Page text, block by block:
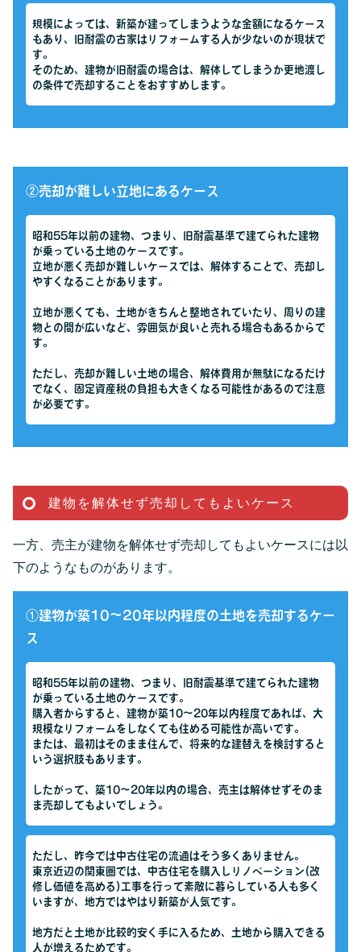
規模によっては、新築が建ってしまうような金額になるケース
もあり、旧耐震の古家はリフォームする人が少ないのが現状で
す。
そのため、建物が旧耐震の場合は、解体してしまうか更地渡し
の条件で売却することをおすすめします。
②売却が難しい立地にあるケース
昭和55年以前の建物、つまり、旧耐震基準で建てられた建物
が乗っている土地のケースです。
立地が悪く売却が難しいケースでは、解体することで、売却し
やすくなることがあります。
立地が悪くても、土地がきちんと整地されていたり、周りの建
物との間が広いなど、雰囲気が良いと売れる場合もあるからで
す。
ただし、売却が難しい土地の場合、解体費用が無駄になるだけ
でなく、固定資産税の負担も大きくなる可能性があるので注意
が必要です。
建物を解体せず売却してもよいケース
一方、売主が建物を解体せず売却してもよいケースには以
下のようなものがあります。
①建物が築10～20年以内程度の土地を売却するケー
ス
昭和55年以前の建物、つまり、旧耐震基準で建てられた建物
が乗っている土地のケースです。
購入者からすると、建物が築10～20年以内程度であれば、大
規模なリフォームをしなくても住める可能性が高いです。
または、最初はそのまま住んで、将来的な建替えを検討すると
いう選択肢もあります。
したがって、築10〜20年以内の場合、売主は解体せずそのま
ま売却してもよいでしょう。
ただし、昨今では中古住宅の流通はそう多くありません。
東京近辺の関東圏では、中古住宅を購入しリノベーション(改
修し価値を高める)工事を行って素敵に暮らしている人も多く
いますが、地方ではやはり新築が人気です。
地方だと土地が比較的安く手に入るため、土地から購入できる
人が増えるためです。